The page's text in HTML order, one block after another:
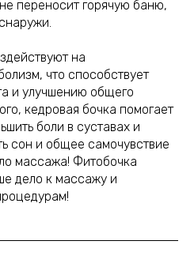
переносит горячую баню,
на
что способствует
и улучшению общего
кедровая бочка помогает
боли в суставах и
сон и общее самочувствие
массажа! Фитобочка
дело к массажу и